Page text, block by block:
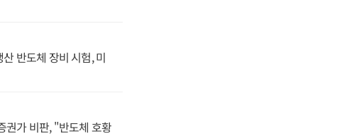
방향으로 지혜롭게 검
부장 겸 글로벌&기후
반도체 장비 시험, 미
권가 비판, "반도체 호황